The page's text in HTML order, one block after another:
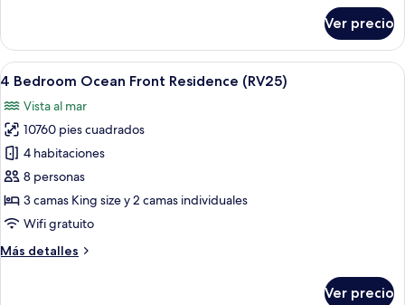
Bedroom
Ocean
Front
(RV12)
Ver precio
Abrir
todas
las
fotos
de
4
Bedroom
Ocean
Residence
Un resort con varias edificaciones,
16
4 Bedroom Ocean Front Residence (RV25)
Vista al mar
10760 pies cuadrados
4 habitaciones
8 personas
3 camas King size y 2 camas individuales
Wifi gratuito
Más detalles
Más
Ver precio